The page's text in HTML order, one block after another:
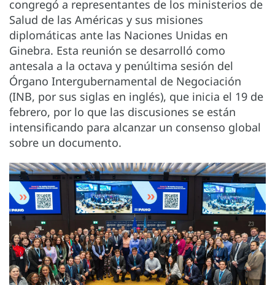
congregó a representantes de los ministerios de
Salud de las Américas y sus misiones
diplomáticas ante las Naciones Unidas en
Ginebra. Esta reunión se desarrolló como
antesala a la octava y penúltima sesión del
Órgano Intergubernamental de Negociación
(INB, por sus siglas en inglés), que inicia el 19 de
febrero, por lo que las discusiones se están
intensificando para alcanzar un consenso global
sobre un documento.